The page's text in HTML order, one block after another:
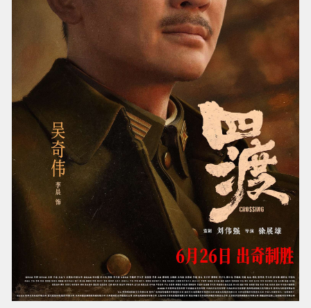
王雷：饰演周恩来的角色跨越，意料之外却无比
契合